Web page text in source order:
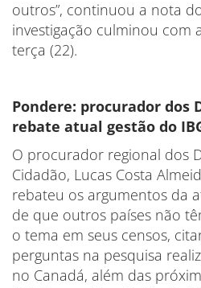
outros”, continuou a nota
investigação culminou com
terça (22).
Pondere: procurador dos
rebate atual gestão do
O procurador regional dos
Cidadão, Lucas Costa
rebateu os argumentos da
de que outros países não
o tema em seus censos,
perguntas na pesquisa
no Canadá, além das